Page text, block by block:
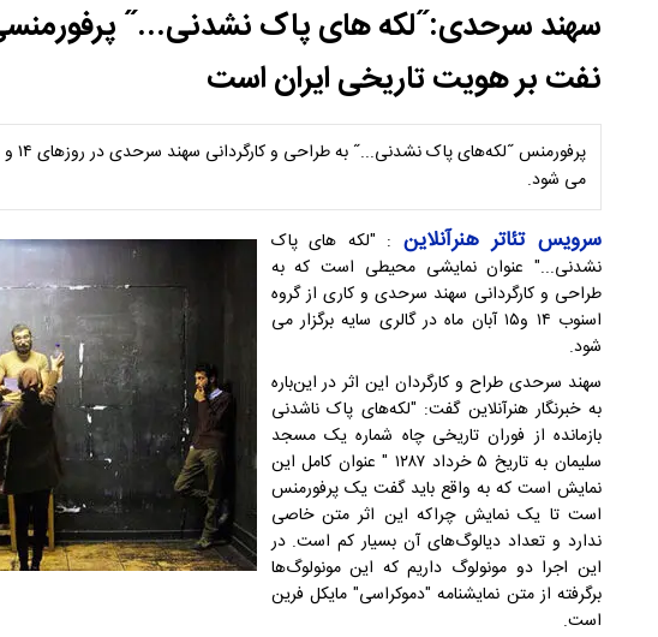
سهند سرحدی:˝لکه های پاک نشدنی...˝ پرفورمنسی
نفت بر هویت تاریخی ایران است
می شود.
سرویس تئاتر هنرآنلاین : "لکه های پاک
نشدنی..." عنوان نمایشی محیطی است که به
طراحی و کارگردانی سهند سرحدی و کاری از گروه
اسنوب ۱۴ و۱۵ آبان ماه در گالری سایه برگزار می
شود.
سهند سرحدی طراح و کارگردان این اثر در این‌باره
به خبرنگار هنرآنلاین گفت: "لکه‌های پاک ناشدنی
بازمانده از فوران تاریخی چاه شماره یک مسجد
سلیمان به تاریخ ۵ خرداد ۱۲۸۷ " عنوان کامل این
نمایش است که به واقع باید گفت یک پرفورمنس
است تا یک نمایش چراکه این اثر متن خاصی
ندارد و تعداد دیالوگ‌های آن بسیار کم است. در
این اجرا دو مونولوگ داریم که این مونولوگ‌ها
برگرفته از متن نمایشنامه "دموکراسی" مایکل فرین
است.